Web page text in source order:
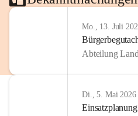
Mo., 13. Juli
Abteilung
Di., 5. Mai 2026